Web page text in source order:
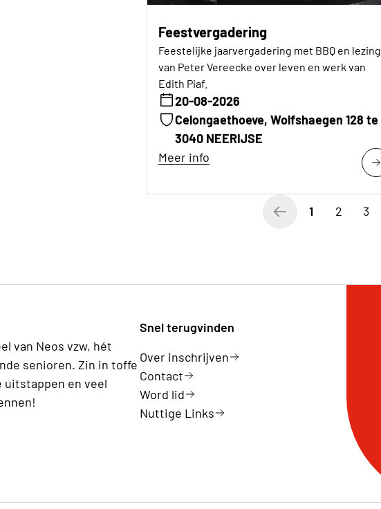
Feestvergadering
Feestelijke jaarvergadering met BBQ en lezing
van Peter Vereecke over leven en werk van
Edith Piaf.
20-08-2026
Celongaethoeve, Wolfshaegen 128 te
3040 NEERIJSE
Meer info
1 2 3
van Neos vzw, hét
senioren. Zin in toffe
en veel
Snel terugvinden
Over inschrijven
Contact
Word lid
Nuttige Links